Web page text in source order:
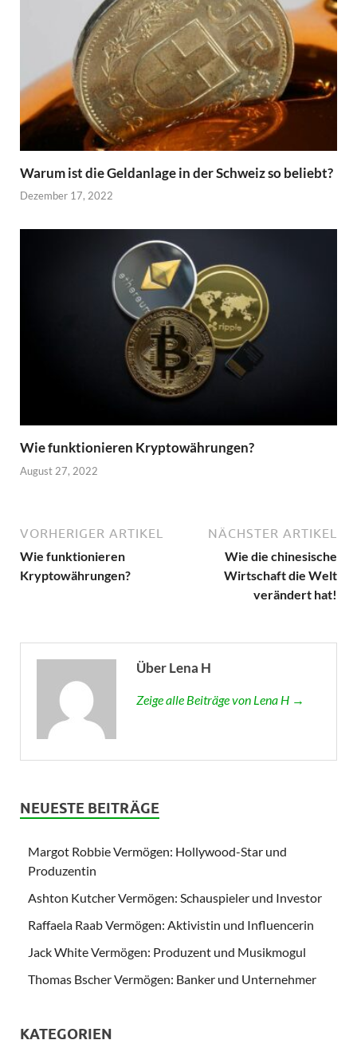
Warum ist die Geldanlage in der Schweiz so beliebt?
Dezember 17, 2022
Wie funktionieren Kryptowährungen?
August 27, 2022
VORHERIGER ARTIKEL
Wie funktionieren
Kryptowährungen?
NÄCHSTER ARTIKEL
Wie die chinesische
Wirtschaft die Welt
verändert hat!
Über Lena H
Zeige alle Beiträge von Lena H →
NEUESTE BEITRÄGE
Margot Robbie Vermögen: Hollywood-Star und
Produzentin
Ashton Kutcher Vermögen: Schauspieler und Investor
Raffaela Raab Vermögen: Aktivistin und Influencerin
Jack White Vermögen: Produzent und Musikmogul
Thomas Bscher Vermögen: Banker und Unternehmer
KATEGORIEN